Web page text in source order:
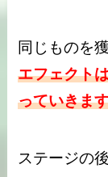
同じものを
エフェクト
っていきま
ステージの